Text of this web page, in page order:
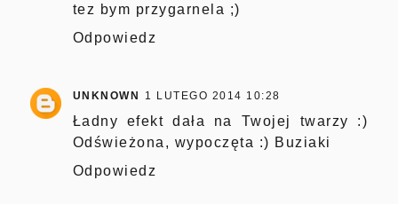
tez bym przygarnela ;)
Odpowiedz
UNKNOWN 1 LUTEGO 2014 10:28
Ładny efekt dała na Twojej twarzy :)
Odświeżona, wypoczęta :) Buziaki
Odpowiedz